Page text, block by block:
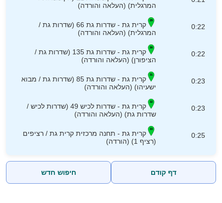
המרגלית) (העלאה והורדה)
0:22
קרית גת - שדרות גת 66 (שדרות גת /
המרגלית) (העלאה והורדה)
0:22
קרית גת - שדרות גת 135 (שדרות גת /
הציפורן) (העלאה והורדה)
0:23
קרית גת - שדרות גת 85 (שדרות גת / מבוא
ישעיהו) (העלאה והורדה)
0:23
קרית גת - שדרות לכיש 49 (שדרות לכיש /
שדרות גת) (העלאה והורדה)
0:25
קרית גת - תחנה מרכזית קרית גת / רציפים
(רציף 1) (הורדה)
דף קודם חיפוש חדש